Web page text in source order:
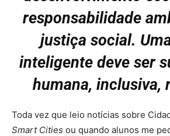
responsabilidade
justiça social.
inteligente deve ser
humana, inclusiva,
Toda vez que leio notícias sobre
Smart Cities ou quando alunos me